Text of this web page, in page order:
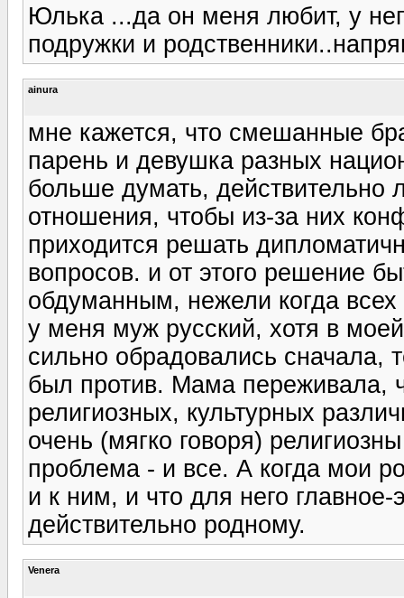
Юлька ...да он меня любит, у
подружки и
ainura
мне кажется, что смешанные
парень и девушка разных
больше думать, действительно
отношения, чтобы из-за них
приходится решать
вопросов. и от этого решение
обдуманным, нежели когда всех
у меня муж русский, хотя в
сильно обрадовались сначала,
был против. Мама переживала,
религиозных, культурных
очень (мягко говоря)
проблема - и все. А когда мои
и к ним, и что для него
действительно родному.
Venera